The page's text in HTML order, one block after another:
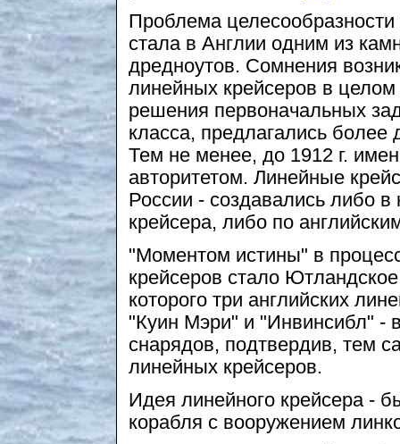
Проблема целесообразности
стала в Англии одним из
дредноутов. Сомнения
линейных крейсеров в
решения первоначальных
класса, предлагались
Тем не менее, до 1912 г.
авторитетом. Линейные
России - создавались либо в
крейсера, либо по
"Моментом истины" в
крейсеров стало
которого три английских
"Куин Мэри" и "Инвинсибл" -
снарядов, подтвердив, тем
линейных крейсеров.
Идея линейного крейсера -
корабля с вооружением